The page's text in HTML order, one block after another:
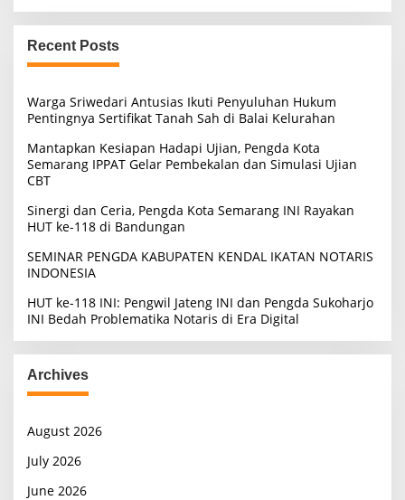
r
c
h
f
r
:
Recent Posts
Warga Sriwedari Antusias Ikuti Penyuluhan Hukum
Pentingnya Sertifikat Tanah Sah di Balai Kelurahan
Mantapkan Kesiapan Hadapi Ujian, Pengda Kota
Semarang IPPAT Gelar Pembekalan dan Simulasi Ujian
CBT
Sinergi dan Ceria, Pengda Kota Semarang INI Rayakan
HUT ke-118 di Bandungan
SEMINAR PENGDA KABUPATEN KENDAL IKATAN NOTARIS
INDONESIA
HUT ke-118 INI: Pengwil Jateng INI dan Pengda Sukoharjo
INI Bedah Problematika Notaris di Era Digital
Archives
August 2026
July 2026
June 2026